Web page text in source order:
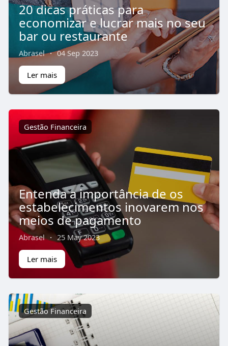
20 dicas práticas para
economizar e lucrar mais no seu
bar ou restaurante
Abrasel · 04 Sep 2023
Ler mais
Gestão Financeira
Entenda a importância de os
estabelecimentos inovarem nos
meios de pagamento
Abrasel · 25 May 2023
Ler mais
Gestão Financeira